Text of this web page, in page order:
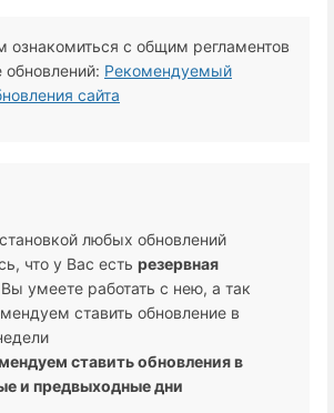
ознакомиться с общим регламентов
обновлений: Рекомендуемый
сайта
любых обновлений
что у Вас есть резервная
умеете работать с нею, а так
ставить обновление в
ставить обновления в
и предвыходные дни